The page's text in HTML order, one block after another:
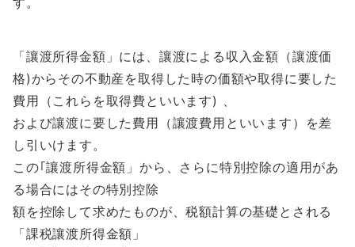
「讓渡所得金額」には、讓渡による収入金額（讓渡価
格)からその不動産を取得した時の価額や取得に要した
費用（これらを取得費といいます) 、
および讓渡に要した費用（讓渡費用といいます）を差
し引いけます。
この｢讓渡所得金額」から、さらに特別控除の適用があ
る場合にはその特別控除
額を控除して求めたものが、税額計算の基礎とされる
「課税讓渡所得金額」